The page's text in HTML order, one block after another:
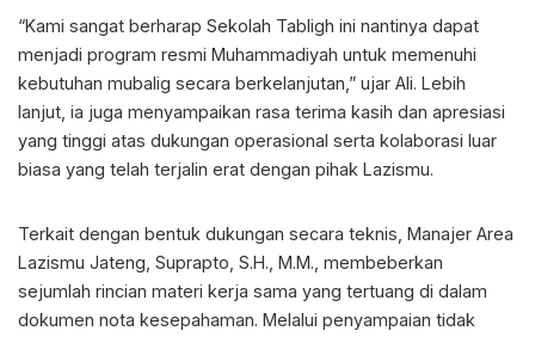
“Kami sangat berharap Sekolah Tabligh ini nantinya dapat
menjadi program resmi Muhammadiyah untuk memenuhi
kebutuhan mubalig secara berkelanjutan,” ujar Ali. Lebih
lanjut, ia juga menyampaikan rasa terima kasih dan apresiasi
yang tinggi atas dukungan operasional serta kolaborasi luar
biasa yang telah terjalin erat dengan pihak Lazismu.
Terkait dengan bentuk dukungan secara teknis, Manajer Area
Lazismu Jateng, Suprapto, S.H., M.M., membeberkan
sejumlah rincian materi kerja sama yang tertuang di dalam
dokumen nota kesepahaman. Melalui penyampaian tidak